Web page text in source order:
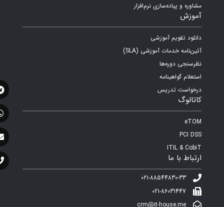
مشاوره و پیاده‌سازی نرم‌افزار
آموزش
دانلود تقویم آموزشی
آئین‌نامه خدمات آموزشی (SLA)
نظرسنجی دوره‌ها
استعلام گواهینامه
درخواست تدریس
کاتالوگ
eTOM
PCI DSS
ITIL & CobiT
ارتباط با ما
021-88544830-33
021-86031447
crm@it-house.me